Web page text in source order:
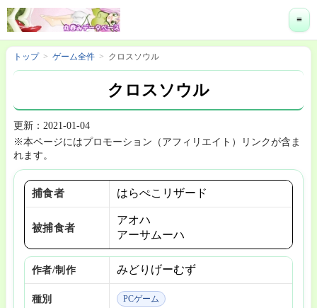
≡
トップ ゲーム全件 クロスソウル
クロスソウル
更新：2021-01-04
※本ページにはプロモーション（アフィリエイト）リンクが含ま
れます。
捕食者 はらぺこリザード
被捕食者
アオハ
アーサムーハ
作者/制作 みどりげーむず
種別 PCゲーム